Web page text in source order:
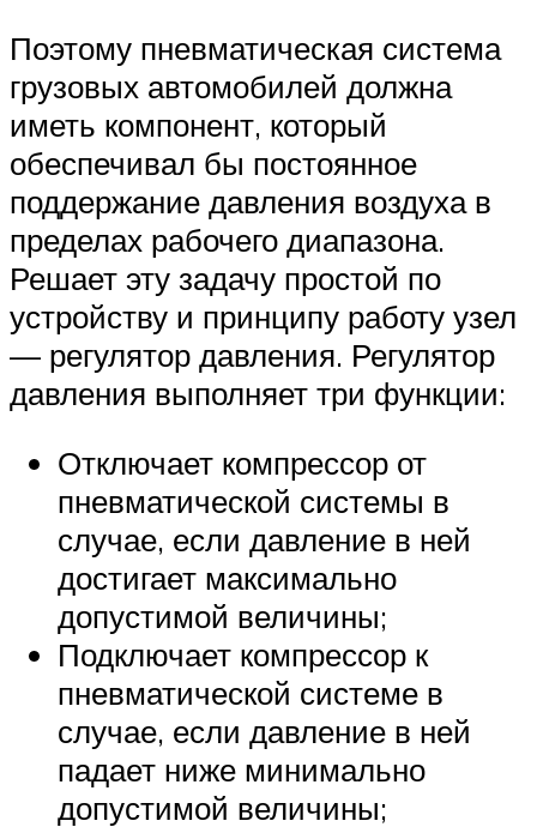
Поэтому пневматическая система
грузовых автомобилей должна
иметь компонент, который
обеспечивал бы постоянное
поддержание давления воздуха в
пределах рабочего диапазона.
Решает эту задачу простой по
устройству и принципу работу узел
— регулятор давления. Регулятор
давления выполняет три функции:
Отключает компрессор от
пневматической системы в
случае, если давление в ней
достигает максимально
допустимой величины;
Подключает компрессор к
пневматической системе в
случае, если давление в ней
падает ниже минимально
допустимой величины;